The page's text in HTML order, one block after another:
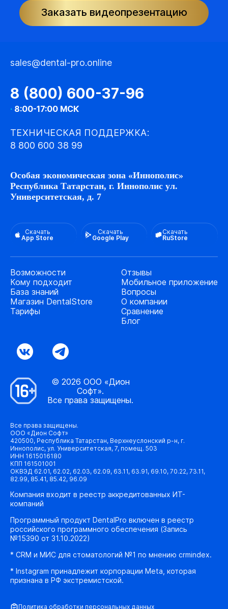
Заказать видеопрезентацию
sales@dental-pro.online
8 (800) 600-37-96
· 8:00-17:00 МСК
ТЕХНИЧЕСКАЯ ПОДДЕРЖКА:
8 800 600 38 99
Особая экономическая зона «Иннополис»
Республика Татарстан, г. Иннополис ул.
Университетская, д. 7
Скачать
App Store
Скачать
Google Play
Скачать
RuStore
Возможности
Кому подходит
База знаний
Магазин DentalStore
Тарифы
Отзывы
Мобильное приложение
Вопросы
О компании
Сравнение
Блог
© 2026 ООО «Дион
Софт».
Все права защищены.
Все права защищены.
ООО «Дион Софт»
420500, Республика Татарстан, Верхнеуслонский р-н, г.
Иннополис, ул. Университетская, 7, помещ. 503
ИНН 1615016180
КПП 161501001
ОКВЭД 62.01, 62.02, 62.03, 62.09, 63.11, 63.91, 69.10, 70.22, 73.11,
82.99, 85.41, 85.42, 96.09
Компания входит в реестр аккредитованных ИТ-
компаний
Программный продукт DentalPro включен в реестр
российского программного обеспечения (Запись
№15390 от 31.10.2022)
* CRM и МИС для стоматологий №1 по мнению crmindex.
* Instagram принадлежит корпорации Meta, которая
признана в РФ экстремистской.
Политика обработки персональных данных